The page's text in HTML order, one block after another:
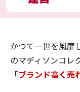
かつて一世を風靡
のマディソンコレ
「ブランド高く売